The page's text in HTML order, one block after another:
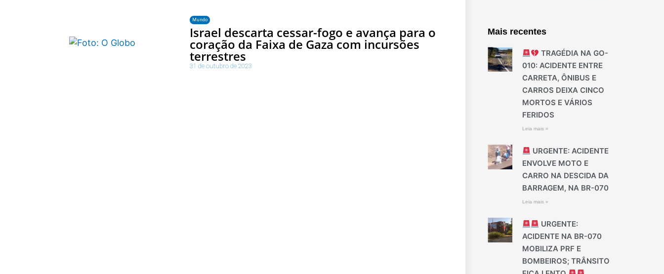
Mundo
Israel descarta cessar-fogo e avança para o
coração da Faixa de Gaza com incursões
terrestres
31 de outubro de 2023
Mais recentes
TRAGÉDIA NA GO-
010: ACIDENTE ENTRE
CARRETA, ÔNIBUS E
CARROS DEIXA CINCO
MORTOS E VÁRIOS
FERIDOS
Leia mais »
URGENTE: ACIDENTE
ENVOLVE MOTO E
CARRO NA DESCIDA DA
BARRAGEM, NA BR-070
Leia mais »
URGENTE:
ACIDENTE NA BR-070
MOBILIZA PRF E
BOMBEIROS; TRÂNSITO